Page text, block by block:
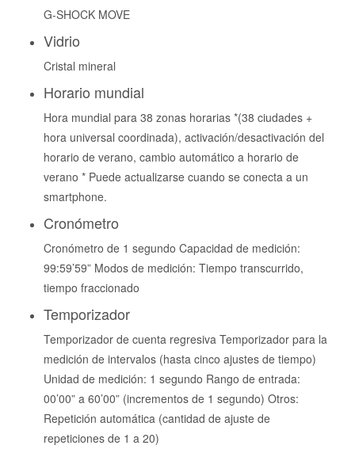
G-SHOCK MOVE
Vidrio
Cristal mineral
Horario mundial
Hora mundial para 38 zonas horarias *(38 ciudades +
hora universal coordinada), activación/desactivación del
horario de verano, cambio automático a horario de
verano * Puede actualizarse cuando se conecta a un
smartphone.
Cronómetro
Cronómetro de 1 segundo Capacidad de medición:
99:59’59” Modos de medición: Tiempo transcurrido,
tiempo fraccionado
Temporizador
Temporizador de cuenta regresiva Temporizador para la
medición de intervalos (hasta cinco ajustes de tiempo)
Unidad de medición: 1 segundo Rango de entrada:
00’00” a 60’00” (incrementos de 1 segundo) Otros:
Repetición automática (cantidad de ajuste de
repeticiones de 1 a 20)